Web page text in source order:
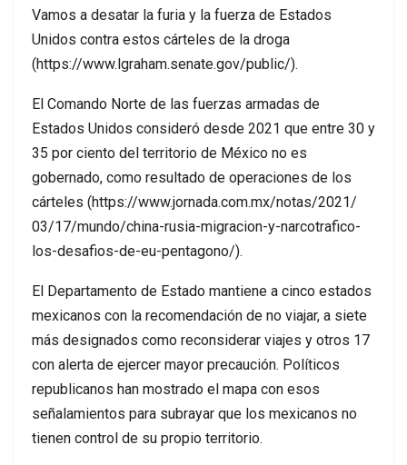
Vamos a desatar la furia y la fuerza de Estados
Unidos contra estos cárteles de la droga
(https://www.lgraham.senate.gov/public/).
El Comando Norte de las fuerzas armadas de
Estados Unidos consideró desde 2021 que entre 30 y
35 por ciento del territorio de México no es
gobernado, como resultado de operaciones de los
cárteles (https://www.jornada.com.mx/notas/2021/
03/17/mundo/china-rusia-migracion-y-narcotrafico-
los-desafios-de-eu-pentagono/).
El Departamento de Estado mantiene a cinco estados
mexicanos con la recomendación de no viajar, a siete
más designados como reconsiderar viajes y otros 17
con alerta de ejercer mayor precaución. Políticos
republicanos han mostrado el mapa con esos
señalamientos para subrayar que los mexicanos no
tienen control de su propio territorio.